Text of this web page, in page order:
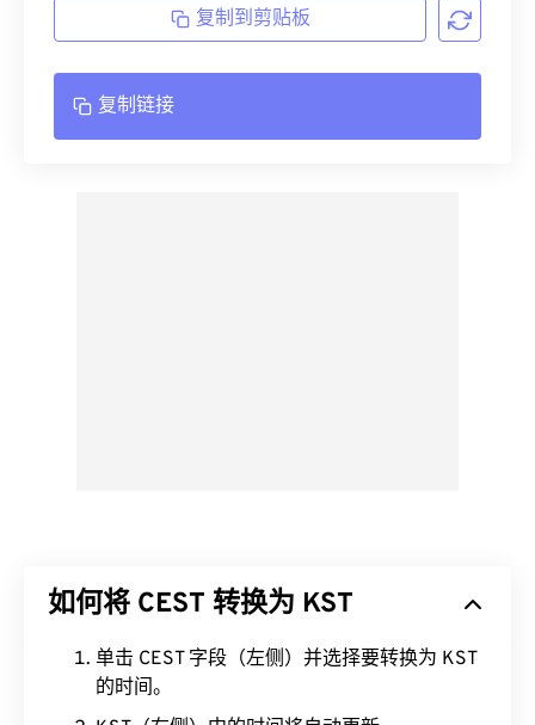
复制到剪贴板
复制链接
如何将 CEST 转换为 KST
单击 CEST 字段（左侧）并选择要转换为 KST
的时间。